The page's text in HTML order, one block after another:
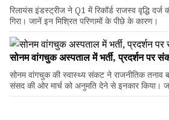
रिलायंस इंडस्ट्रीज ने Q1 में रिकॉर्ड राजस्व वृद्धि
गिरा। जानें इन मिश्रित परिणामों के पीछे के कारण।
सोनम वांगचुक अस्पताल में भर्ती, प्रदर्शन पर
सोनम वांगचुक की स्वास्थ्य संकट ने राजनीतिक तनाव
संसद की ओर मार्च को अनुमति देने से इनकार किया।